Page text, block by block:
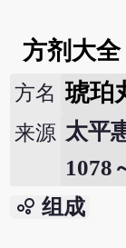
方剂大全
方名 琥珀
来源 太平
1078
bubble_chart 组成